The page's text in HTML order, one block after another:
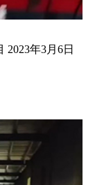
2023年3月6日